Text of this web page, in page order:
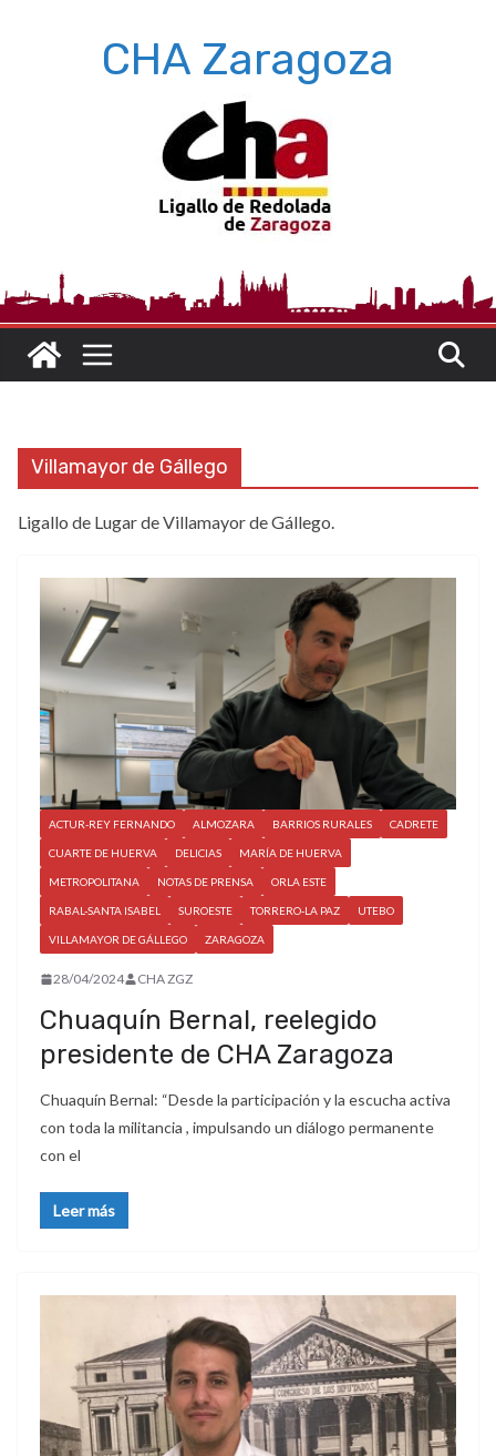
CHA Zaragoza
Villamayor de Gállego
Ligallo de Lugar de Villamayor de Gállego.
ACTUR-REY FERNANDO ALMOZARA BARRIOS RURALES CADRETE
CUARTE DE HUERVA DELICIAS MARÍA DE HUERVA
METROPOLITANA NOTAS DE PRENSA ORLA ESTE
RABAL-SANTA ISABEL SUROESTE TORRERO-LA PAZ UTEBO
VILLAMAYOR DE GÁLLEGO ZARAGOZA
28/04/2024 CHA ZGZ
Chuaquín Bernal, reelegido
presidente de CHA Zaragoza
Chuaquín Bernal: “Desde la participación y la escucha activa
con toda la militancia , impulsando un diálogo permanente
con el
Leer más